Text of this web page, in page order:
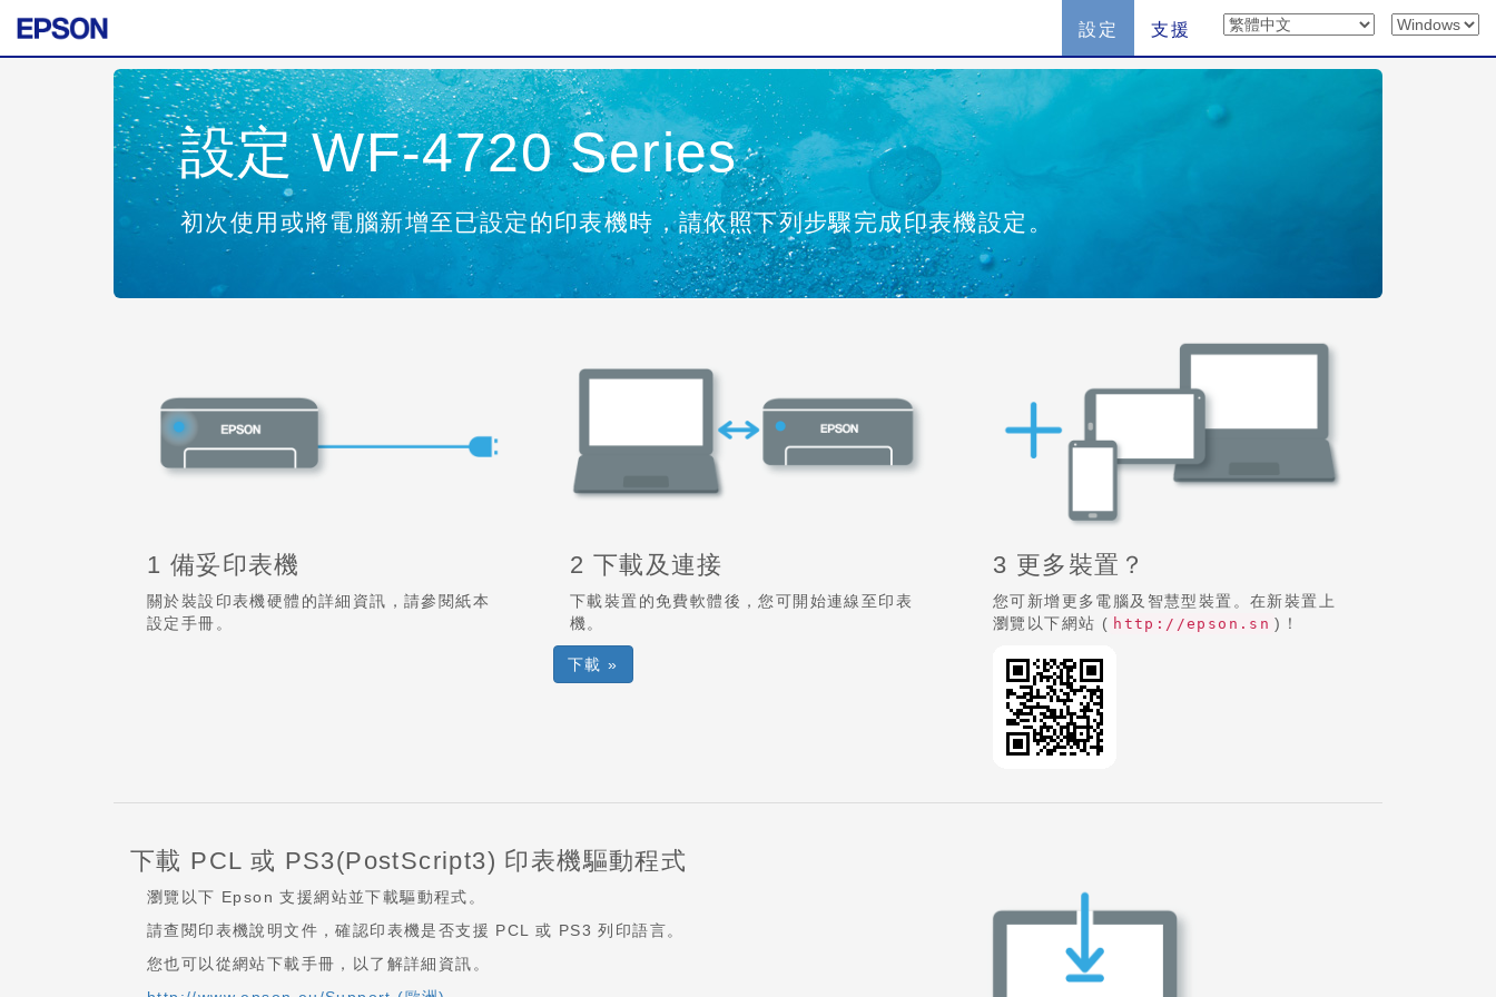
設定 支援
設定 WF-4720 Series
初次使用或將電腦新增至已設定的印表機時，請依照下列步驟完成印表機設定。
1 備妥印表機
關於裝設印表機硬體的詳細資訊，請參閱紙本
設定手冊。
2 下載及連接
下載裝置的免費軟體後，您可開始連線至印表
機。
下載 »
3 更多裝置？
您可新增更多電腦及智慧型裝置。在新裝置上
瀏覽以下網站 ( http://epson.sn )！
下載 PCL 或 PS3(PostScript3) 印表機驅動程式
瀏覽以下 Epson 支援網站並下載驅動程式。
請查閱印表機說明文件，確認印表機是否支援 PCL 或 PS3 列印語言。
您也可以從網站下載手冊，以了解詳細資訊。